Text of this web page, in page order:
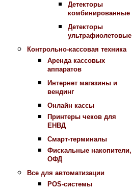
Детекторы
комбинированные
Детекторы
ультрафиолетовые
Контрольно-кассовая техника
Аренда кассовых
аппаратов
Интернет магазины и
вендинг
Онлайн кассы
Принтеры чеков для
ЕНВД
Смарт-терминалы
Фискальные накопители,
ОФД
Все для автоматизации
POS-системы